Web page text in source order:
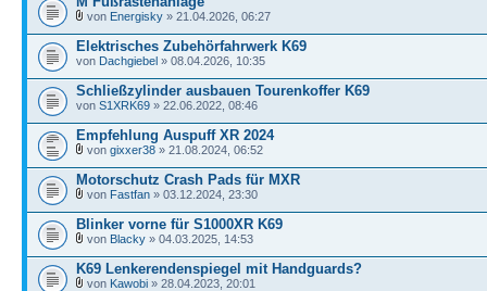
von Energisky » 21.04.2026, 06:27
Elektrisches Zubehörfahrwerk K69
von Dachgiebel » 08.04.2026, 10:35
Schließzylinder ausbauen Tourenkoffer K69
von S1XRK69 » 22.06.2022, 08:46
Empfehlung Auspuff XR 2024
von gixxer38 » 21.08.2024, 06:52
Motorschutz Crash Pads für MXR
von Fastfan » 03.12.2024, 23:30
Blinker vorne für S1000XR K69
von Blacky » 04.03.2025, 14:53
K69 Lenkerendenspiegel mit Handguards?
von Kawobi » 28.04.2023, 20:01